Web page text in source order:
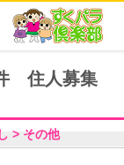
住人募集
> その他